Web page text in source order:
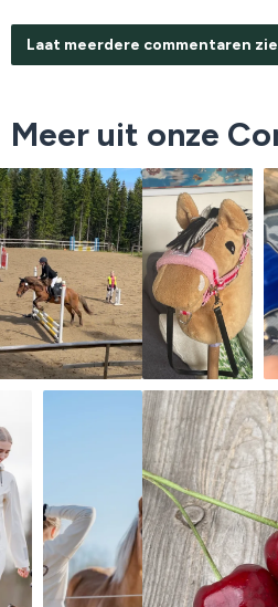
Laat meerdere commentaren
Meer uit onze